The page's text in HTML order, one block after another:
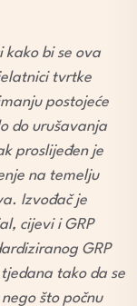
kako bi se ova
tvrtke
postojeće
do urušavanja
proslijeđen je
na temelju
Izvođač je
cijevi i GRP
GRP
tako da se
što počnu